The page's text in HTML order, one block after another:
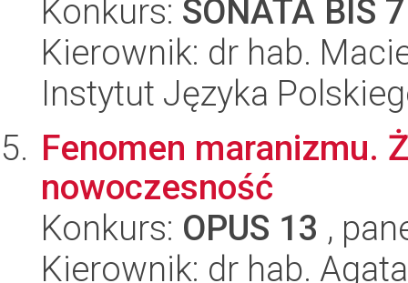
Konkurs: SONATA BIS 7
Kierownik: dr hab.
Instytut Języka
Fenomen maranizmu.
nowoczesność
Konkurs: OPUS 13 ,
Kierownik: dr hab.